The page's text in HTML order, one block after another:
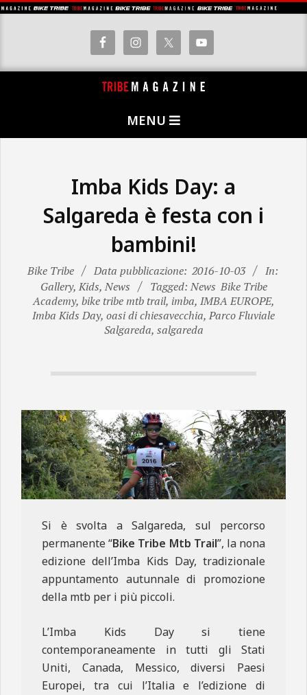
Skip
I
MENU
Imba Kids Day: a
Salgareda è festa con i
bambini!
Bike Tribe Data pubblicazione: 2016-10-03
In:
Gallery, Kids, News Tagged: News Bike Tribe
Academy, bike tribe mtb trail, imba, IMBA EUROPE,
Imba Kids Day, oasi di chiesavecchia, Parco Fluviale
Salgareda, salgareda
Si è svolta a Salgareda, sul percorso
permanente “Bike Tribe Mtb Trail”, la nona
edizione dell’Imba Kids Day, tradizionale
appuntamento autunnale di promozione
della mtb per i più piccoli.
L’Imba Kids Day si tiene
contemporaneamente in tutti gli Stati
Uniti, Canada, Messico, diversi Paesi
Europei, tra cui l’Italia e l’edizione di